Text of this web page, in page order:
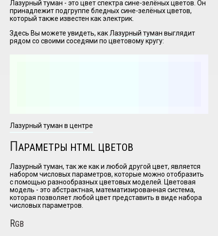
read and
accept the
Лазурный туман - это цвет спектра сине-зелёных цветов. Он
принадлежит подгруппе бледных сине-зелёных цветов,
который также известен как электрик.
Здесь Вы можете увидеть, как Лазурный туман выглядит
рядом со своими соседями по цветовому кругу:
Лазурный туман в центре
ПАРАМЕТРЫ HTML ЦВЕТОВ
Лазурный туман, так же как и любой другой цвет, является
набором числовых параметров, которые можно отобразить
с помощью разнообразных цветовых моделей. Цветовая
модель - это абстрактная, математизированная система,
которая позволяет любой цвет представить в виде набора
числовых параметров.
RGB